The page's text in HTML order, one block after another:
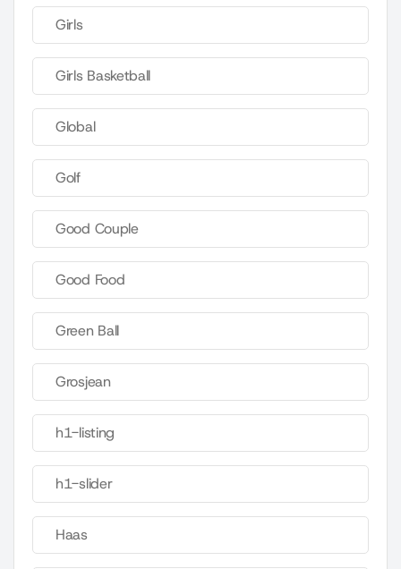
Girls
Girls Basketball
Global
Golf
Good Couple
Good Food
Green Ball
Grosjean
h1-listing
h1-slider
Haas